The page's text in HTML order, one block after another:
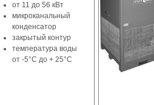
от 11 до 56 кВт
микроканальный
конденсатор
закрытый контур
температура воды
от -5°C до + 25°C